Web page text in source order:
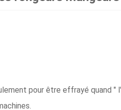
pour être effrayé quand "